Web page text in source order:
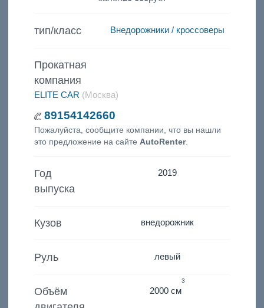
тип/класс Внедорожники / кроссоверы
Прокатная
компания
ELITE CAR (Москва)
89154142660
Пожалуйста, сообщите компании, что вы нашли
это предложение на сайте AutoRenter.
Год
выпуска
2019
Кузов внедорожник
Руль левый
Объём
2000 см
3